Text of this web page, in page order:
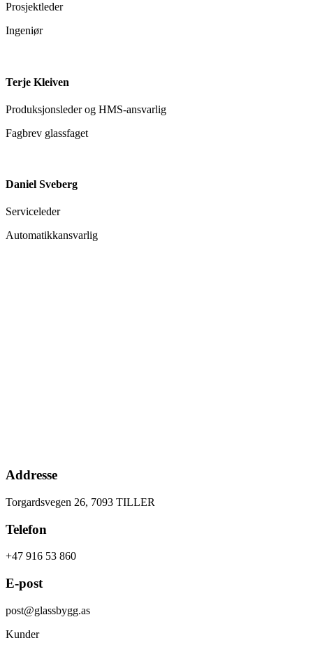
Prosjektleder
Ingeniør
Terje Kleiven
Produksjonsleder og HMS-ansvarlig
Fagbrev glassfaget
Daniel Sveberg
Serviceleder
Automatikkansvarlig
Addresse
Torgardsvegen 26, 7093 TILLER
Telefon
+47 916 53 860
E-post
post@glassbygg.as
Kunder